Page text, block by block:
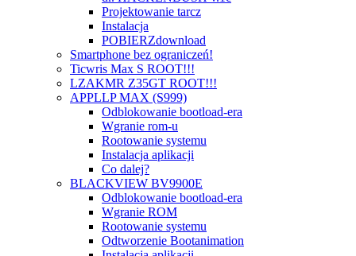
Projektowanie tarcz
Instalacja
POBIERZdownload
Smartphone bez ograniczeń!
Ticwris Max S ROOT!!!
LZAKMR Z35GT ROOT!!!
APPLLP MAX (S999)
Odblokowanie bootload-era
Wgranie rom-u
Rootowanie systemu
Instalacja aplikacji
Co dalej?
BLACKVIEW BV9900E
Odblokowanie bootload-era
Wgranie ROM
Rootowanie systemu
Odtworzenie Bootanimation